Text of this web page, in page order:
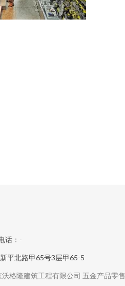
话：-
平北路甲65号3层甲65-5
沃格隆建筑工程有限公司 五金产品零售